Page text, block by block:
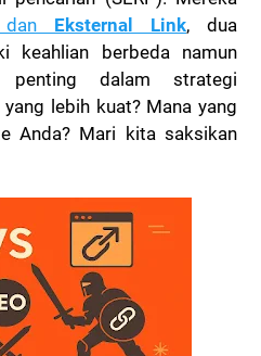
dan Eksternal Link, dua
keahlian berbeda namun
penting dalam strategi
lebih kuat? Mana yang
Anda? Mari kita saksikan